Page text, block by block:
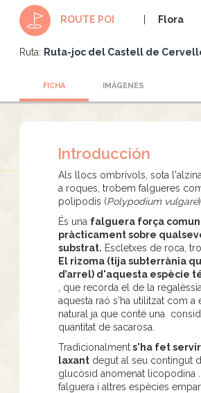
ROUTE POI Flora
Ruta: Ruta-joc del Castell de
FICHA IMÁGENES
Introducción
Als llocs ombrívols, sota
a roques, trobem falgueres
polipodis (Polypodium vulgare
És una falguera força
pràcticament sobre
substrat. Escletxes de roca,
El rizoma (tija subterrània
d’arrel) d'aquesta espècie
, que recorda el de la
aquesta raó s'ha utilitzat com a
natural ja que conté una
quantitat de sacarosa.
Tradicionalments'ha fet
laxant degut al seu contingut
glucòsid anomenat licopodina .
falguera i altres espècies